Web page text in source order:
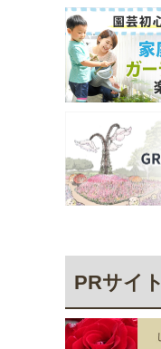
PRサイト